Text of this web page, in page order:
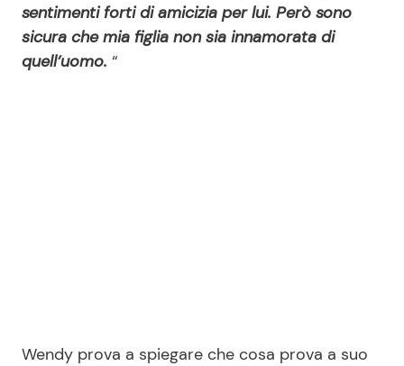
sentimenti forti di amicizia per lui. Però sono
sicura che mia figlia non sia innamorata di
quell’uomo. “
Wendy prova a spiegare che cosa prova a suo